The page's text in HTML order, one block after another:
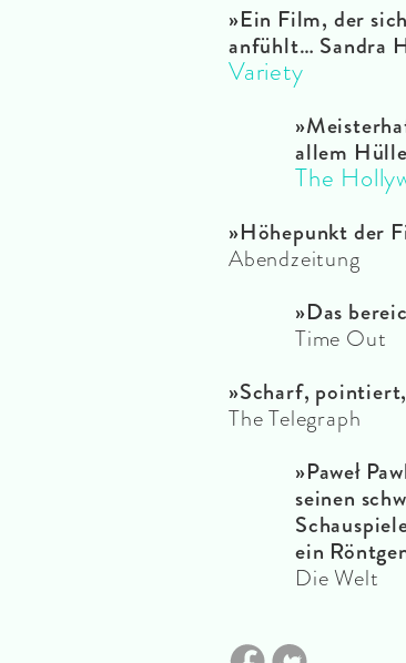
»Ein Film, der
anfühlt… Sandra
Variety
allem
The
»Höhepunkt der
Abendzeitung
»Das
Time Out
»Scharf,
The Telegraph
»Paweł
seinen
ein
Die Welt